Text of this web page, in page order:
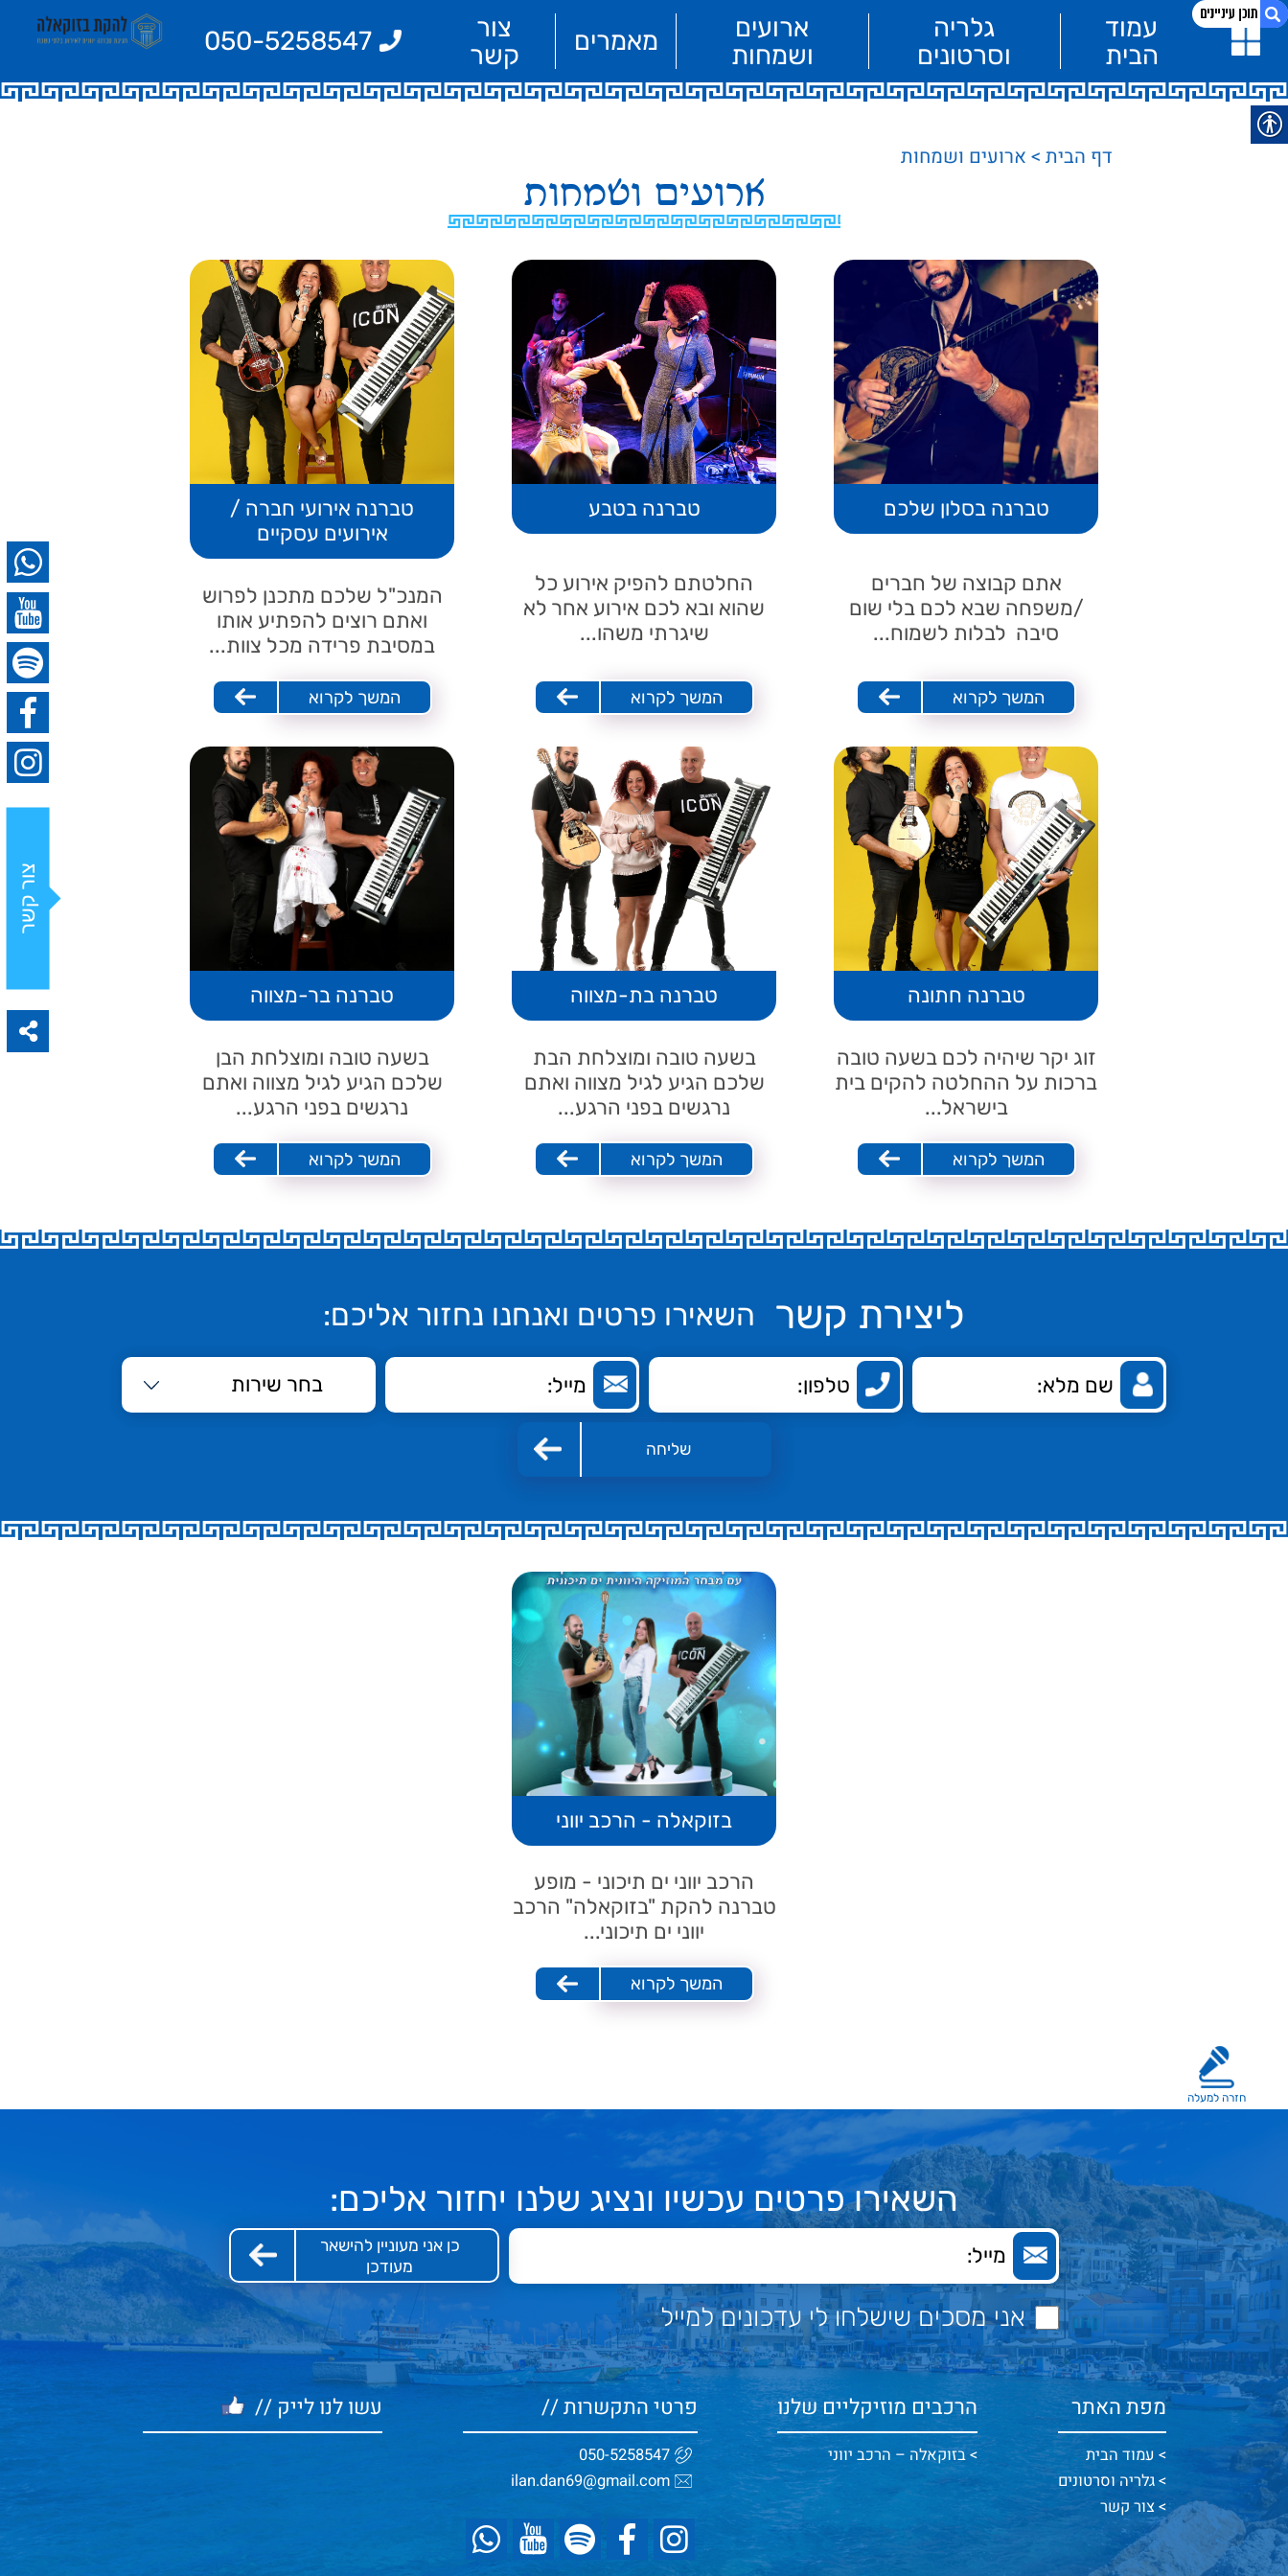
1. ארועים ושמחות
2. טברנה בסלון שלכם
עמוד הבית
טברנה
בר-מצווה
טברנה
בת-מצווה
בזוקאלה –
הרכב יווני
גלריה וסרטונים​
צור קשר
עמוד
הבית
גלריה
וסרטונים​
ארועים
ושמחות
מאמרים
צור
קשר
050-5258547
צור קשר
דף הבית > ארועים ושמחות
ארועים ושמחות
טברנה בסלון שלכם
אתם קבוצה של חברים
/משפחה שבא לכם בלי שום
סיבה לבלות לשמוח...
המשך לקרוא
טברנה בטבע
החלטתם להפיק אירוע כל
שהוא ובא לכם אירוע אחר לא
שיגרתי משהו...
המשך לקרוא
טברנה אירועי חברה /
אירועים עסקיים
המנכ"ל שלכם מתכנן לפרוש
ואתם רוצים להפתיע אותו
במסיבת פרידה מכל צוות...
המשך לקרוא
טברנה חתונה
זוג יקר שיהיה לכם בשעה טובה
ברכות על ההחלטה להקים בית
בישראל...
המשך לקרוא
טברנה בת-מצווה
בשעה טובה ומוצלחת הבת
שלכם הגיע לגיל מצווה ואתם
נרגשים בפני הרגע...
המשך לקרוא
טברנה בר-מצווה
בשעה טובה ומוצלחת הבן
שלכם הגיע לגיל מצווה ואתם
נרגשים בפני הרגע...
המשך לקרוא
ליצירת קשר השאירו פרטים ואנחנו נחזור אליכם:
שליחה
בזוקאלה - הרכב יווני
הרכב יווני ים תיכוני - מופע
טברנה להקת "בזוקאלה" הרכב
יווני ים תיכוני...
המשך לקרוא
חזרה למעלה
השאירו פרטים עכשיו ונציג שלנו יחזור אליכם:
כן אני מעוניין להישאר
מעודכן
אני מסכים שישלחו לי עדכונים למייל
מפת האתר
עמוד הבית
גלריה וסרטונים​
צור קשר
הרכבים מוזיקליים שלנו
בזוקאלה – הרכב יווני
פרטי התקשרות //
050-5258547
ilan.dan69@gmail.com
עשו לנו לייק //